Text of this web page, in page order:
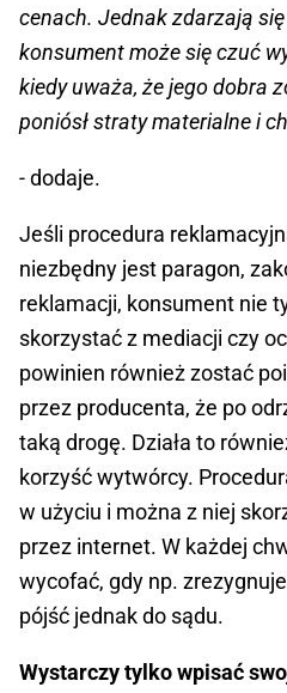
cenach. Jednak zdarzają
konsument może się czuć
kiedy uważa, że jego dobra
poniósł straty materialne i
- dodaje.
Jeśli procedura
niezbędny jest paragon,
reklamacji, konsument nie
skorzystać z mediacji czy
powinien również zostać
przez producenta, że po
taką drogę. Działa to
korzyść wytwórcy.
w użyciu i można z niej
przez internet. W każdej
wycofać, gdy np.
pójść jednak do sądu.
Wystarczy tylko wpisać